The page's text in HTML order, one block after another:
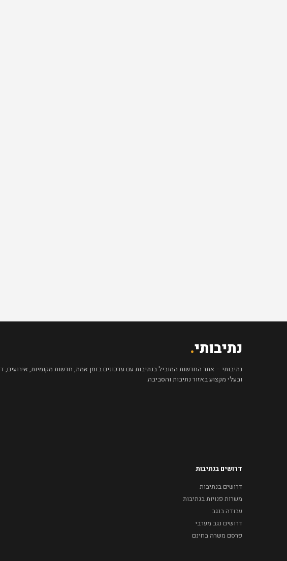
נתיבותי.
נתיבותי – אתר החדשות המוביל בנתיבות עם עדכונים בזמן אמת, חדשות מקומיות, אירועים,
ובעלי מקצוע באזור נתיבות והסביבה.
דרושים בנתיבות
דרושים בנתיבות
משרות פנויות בנתיבות
עבודה בנגב
דרושים נגב מערבי
פרסם משרה בחינם